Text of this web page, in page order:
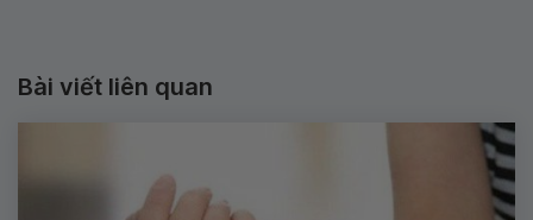
Bài viết liên quan